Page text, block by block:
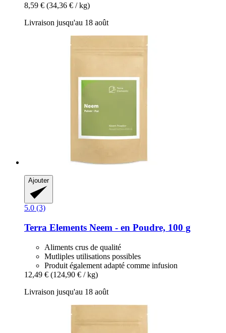
8,59 € (34,36 € / kg)
Livraison jusqu'au 18 août
Ajouter
5.0 (3)
Terra Elements Neem -​ en Poudre, 100 g
Aliments crus de qualité
Mutliples utilisations possibles
Produit également adapté comme infusion
12,49 € (124,90 € / kg)
Livraison jusqu'au 18 août